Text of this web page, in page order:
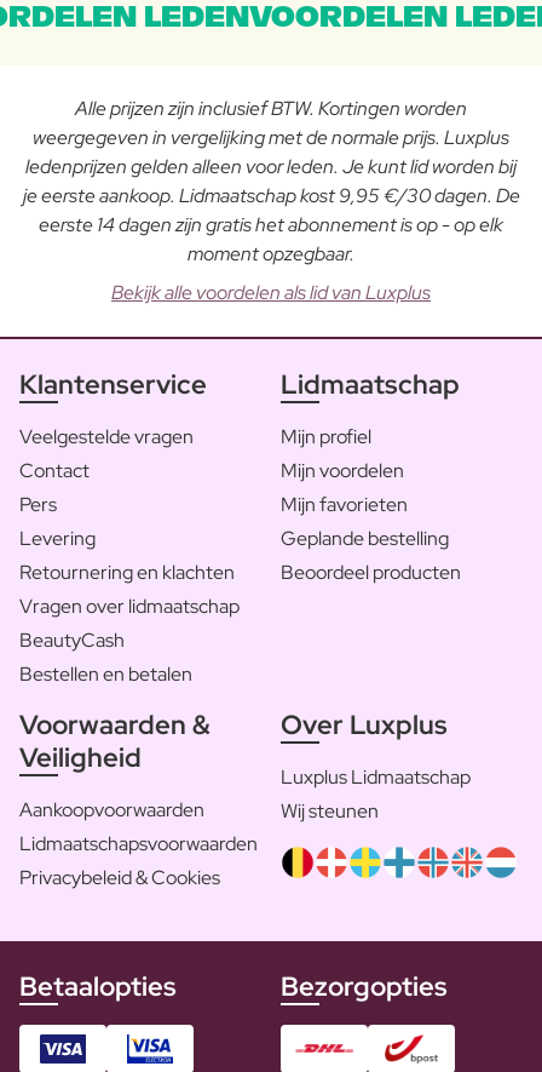
LEDENVOORDELEN
Alle prijzen zijn inclusief BTW. Kortingen worden
weergegeven in vergelijking met de normale prijs. Luxplus
ledenprijzen gelden alleen voor leden. Je kunt lid worden bij
je eerste aankoop. Lidmaatschap kost 9,95 €/30 dagen. De
eerste 14 dagen zijn gratis het abonnement is op - op elk
moment opzegbaar.
Bekijk alle voordelen als lid van Luxplus
Klantenservice
Veelgestelde vragen
Contact
Pers
Levering
Retournering en klachten
Vragen over lidmaatschap
BeautyCash
Bestellen en betalen
Lidmaatschap
Mijn profiel
Mijn voordelen
Mijn favorieten
Geplande bestelling
Beoordeel producten
Voorwaarden &
Veiligheid
Aankoopvoorwaarden
Lidmaatschapsvoorwaarden
Privacybeleid & Cookies
Over Luxplus
Luxplus Lidmaatschap
Wij steunen
Betaalopties Bezorgopties